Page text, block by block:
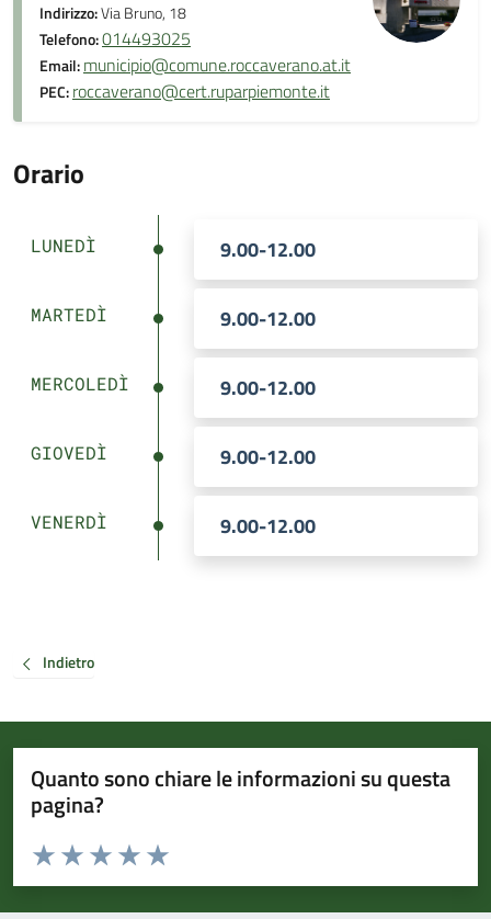
Indirizzo:Via Bruno, 18
Telefono:014493025
Email:municipio@comune.roccaverano.at.it
PEC:roccaverano@cert.ruparpiemonte.it
Orario
LUNEDÌ 9.00-12.00
MARTEDÌ 9.00-12.00
MERCOLEDÌ 9.00-12.00
GIOVEDÌ 9.00-12.00
VENERDÌ 9.00-12.00
Indietro
Quanto sono chiare le informazioni su questa
pagina?
Valuta da 1 a 5 stelle la pagina
Valuta 5 stelle su 5
Valuta 4 stelle su 5
Valuta 3 stelle su 5
Valuta 2 stelle su 5
Valuta 1 stelle su 5